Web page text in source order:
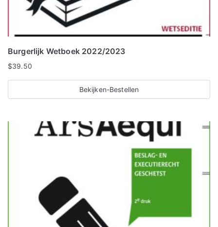
Burgerlijk Wetboek 2022/2023
$39.50
Bekijken-Bestellen